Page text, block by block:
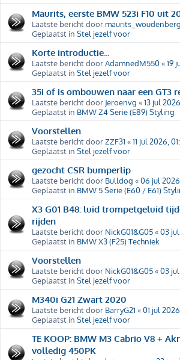
Maurits, eerste BMW 523i F10 uit
Laatste bericht door maurits_woudenberg
Geplaatst in Stel jezelf voor
Korte introductie...
Laatste bericht doorAdamnedM550«19
Geplaatst in Stel jezelf voor
35i of is ombouwen naar een GT3
Laatste bericht door Jeroenvg «13 jul
Geplaatst in BMW Z4 Serie (E89) Styling
Voorstellen
Laatste bericht doorZZF31 «11 jul 2026,
Geplaatst in Stel jezelf voor
gezocht CSR bumperlip
Laatste bericht door Bulldog «06 jul
Geplaatst in BMW 5 Serie (E60 / E61)
X3 G01 B48: luid trompetgeluid
rijden
Laatste bericht door NickG01&G05«03
Geplaatst in BMW X3 (F25) Techniek
Voorstellen
Laatste bericht door NickG01&G05«03
Geplaatst in Stel jezelf voor
M340i G21 Zwart 2020
Laatste bericht door BarryG21 «01 jul
Geplaatst in Stel jezelf voor
TE KOOP: BMW M3 Cabrio V8 +
volledig 450PK